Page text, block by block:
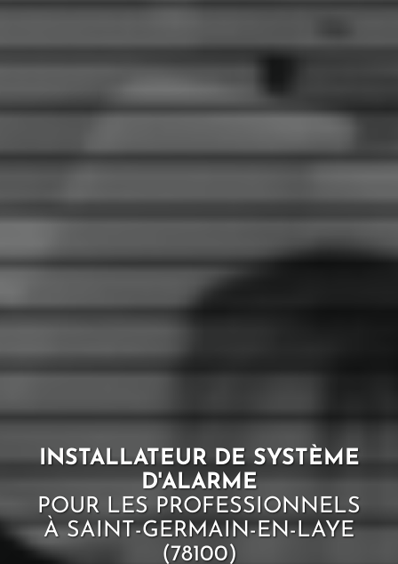
INSTALLATEUR DE SYSTÈME
D'ALARME
POUR LES PROFESSIONNELS
À SAINT-GERMAIN-EN-LAYE
(78100)